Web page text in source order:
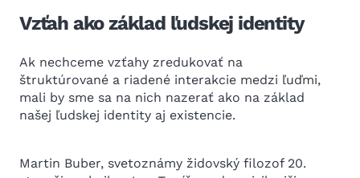
Vzťah ako základ ľudskej identity
Ak nechceme vzťahy zredukovať na
štruktúrované a riadené interakcie medzi ľuďmi,
mali by sme sa na nich nazerať ako na základ
našej ľudskej identity aj existencie.
Martin Buber, svetoznámy židovský filozof 20.